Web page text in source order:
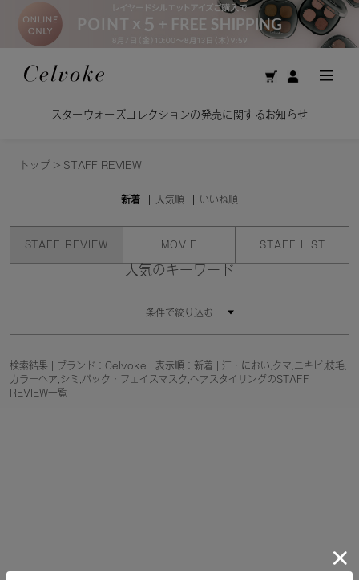
スターウォーズコレクションの発売に関するお知らせ
トップ > STAFF REVIEW
新着 人気順 いいね順
STAFF REVIEW MOVIE STAFF LIST
人気のキーワード
条件で絞り込む
検索結果 | ブランド：Celvoke | 表示順：新着 | 汗・におい,クマ,ニキビ,枝毛,
カラーヘア,シミ,パック・フェイスマスク,ヘアスタイリングのSTAFF
REVIEW一覧